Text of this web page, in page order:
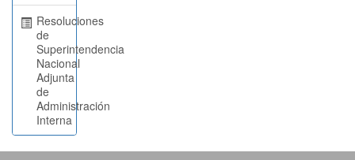
Resoluciones
de
Superintendencia
Nacional
Adjunta
de
Administración
Interna